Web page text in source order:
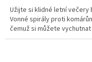
Užijte si klidné letní večery
Vonné spirály proti
čemuž si můžete